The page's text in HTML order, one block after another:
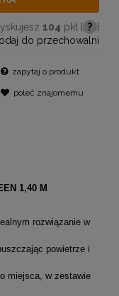
104 pkt [ ? ]
do przechowalni
zapytaj o produkt
poleć znajomemu
1,40 M
rozwiązanie w
powietrze i
miejsca, w zestawie